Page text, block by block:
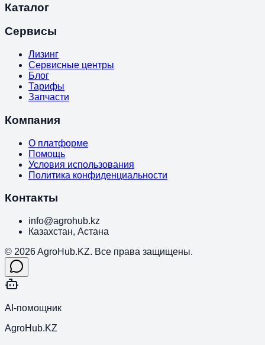
Каталог
Сервисы
Лизинг
Сервисные центры
Блог
Тарифы
Запчасти
Компания
О платформе
Помощь
Условия использования
Политика конфиденциальности
Контакты
info@agrohub.kz
Казахстан, Астана
© 2026 AgroHub.KZ. Все права защищены.
AI-помощник
AgroHub.KZ